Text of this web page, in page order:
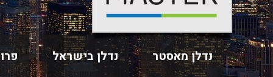
נדלן מאסטר נדלן בישראל